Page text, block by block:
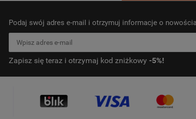
Podaj swój adres e-mail i otrzymuj informacje o
Zapisz się teraz i otrzymaj kod zniżkowy -5%!